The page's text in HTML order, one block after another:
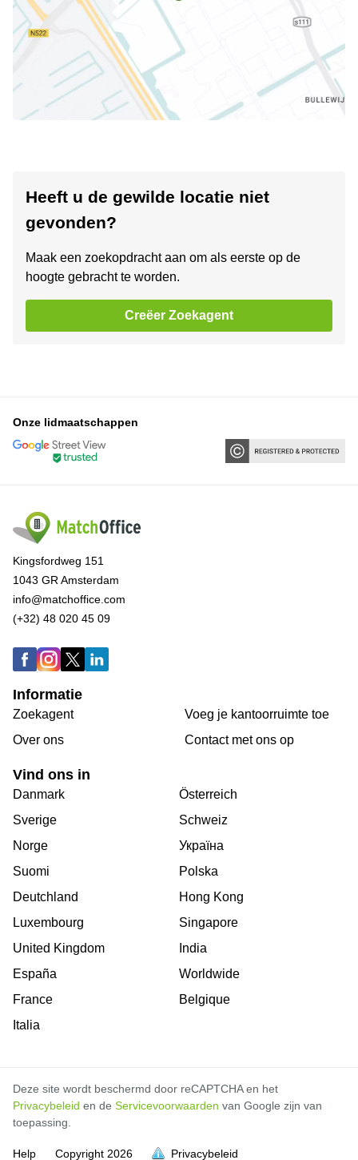
Heeft u de gewilde locatie niet
gevonden?
Maak een zoekopdracht aan om als eerste op de
hoogte gebracht te worden.
Creëer Zoekagent
Onze lidmaatschappen
Kingsfordweg 151
1043 GR Amsterdam
info@matchoffice.com
(+32) 48 020 45 09
Informatie
Zoekagent
Over ons
Voeg je kantoorruimte toe
Сontact met ons op
Vind ons in
Danmark
Sverige
Norge
Suomi
Deutchland
Luxembourg
United Kingdom
España
France
Italia
Österreich
Schweiz
Україна
Polska
Hong Kong
Singapore
India
Worldwide
Belgique
Deze site wordt beschermd door reCAPTCHA en het
Privacybeleid en de Servicevoorwaarden van Google zijn van
toepassing.
Help Copyright 2026 Privacybeleid